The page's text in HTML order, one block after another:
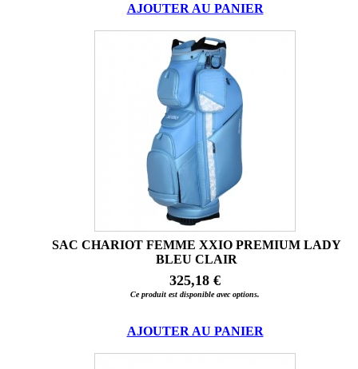
AJOUTER AU PANIER
SAC CHARIOT FEMME XXIO PREMIUM LADY
BLEU CLAIR
325,18 €
Ce produit est disponible avec options.
AJOUTER AU PANIER